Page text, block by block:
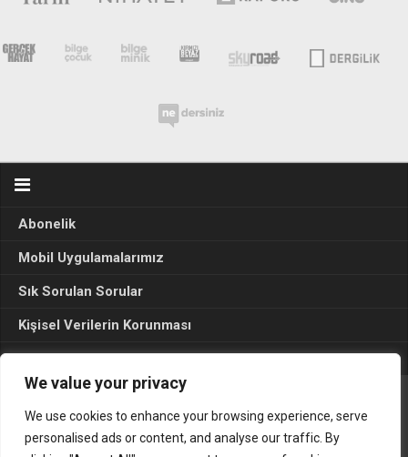
We value your privacy
We use cookies to enhance your browsing experience, serve
personalised ads or content, and analyse our traffic. By
Abonelik
Mobil Uygulamalarımız
Sık Sorulan Sorular
Kişisel Verilerin Korunması
Seçim Sonuçları 2024
Gerçek Hayat © 2015. Her hakkı sakldır.